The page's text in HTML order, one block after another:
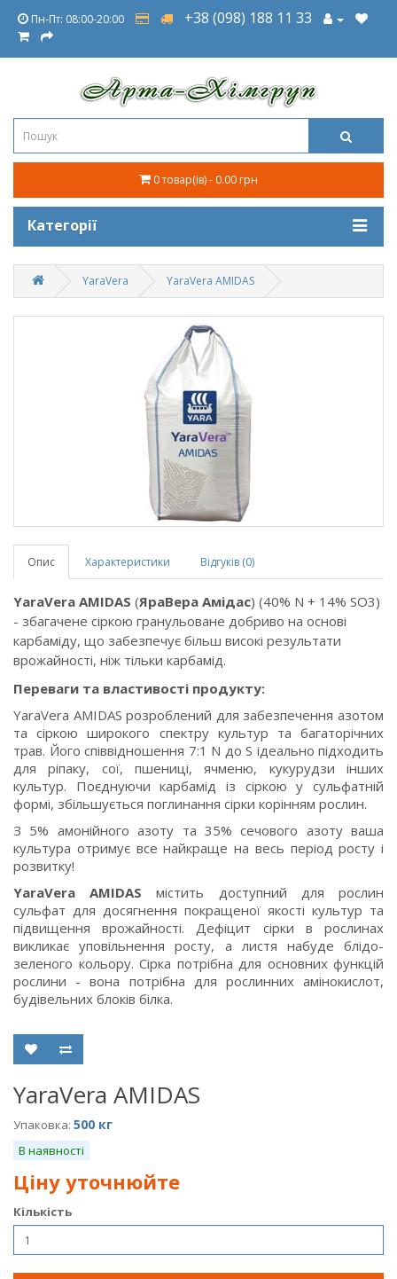
Пн-Пт: 08:00-20:00 +38 (098) 188 11 33
0 товар(ів) - 0.00 грн
Категорії
YaraVera YaraVera AMIDAS
Опис Характеристики Відгуків (0)
YaraVera AMIDAS (ЯраВера Амідас) (40% N + 14% SO3)
- збагачене сіркою гранульоване добриво на основі
карбаміду, що забезпечує більш високі результати
врожайності, ніж тільки карбамід.
Переваги та властивості продукту:
YaraVera AMIDAS розроблений для забезпечення азотом
та сіркою широкого спектру культур та багаторічних
трав. Його співвідношення 7:1 N до S ідеально підходить
для ріпаку, сої, пшениці, ячменю, кукурудзи інших
культур. Поєднуючи карбамід із сіркою у сульфатній
формі, збільшується поглинання сірки корінням рослин.
З 5% амонійного азоту та 35% сечового азоту ваша
культура отримує все найкраще на весь період росту і
розвитку!
YaraVera AMIDAS містить доступний для рослин
сульфат для досягнення покращеної якості культур та
підвищення врожайності. Дефіцит сірки в рослинах
викликає уповільнення росту, а листя набуде блідо-
зеленого кольору. Сірка потрібна для основних функцій
рослини - вона потрібна для рослинних амінокислот,
будівельних блоків білка.
YaraVera AMIDAS
Упаковка: 500 кг
В наявності
Ціну уточнюйте
Кількість